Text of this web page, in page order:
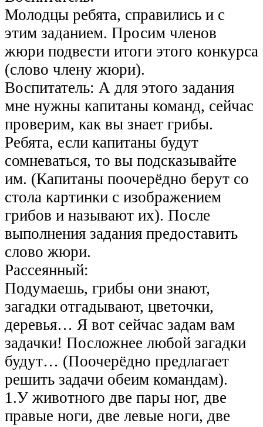
Молодцы ребята, справились и с
этим заданием. Просим членов
жюри подвести итоги этого конкурса
(слово члену жюри).
Воспитатель: А для этого задания
мне нужны капитаны команд, сейчас
проверим, как вы знает грибы.
Ребята, если капитаны будут
сомневаться, то вы подсказывайте
им. (Капитаны поочерёдно берут со
стола картинки с изображением
грибов и называют их). После
выполнения задания предоставить
слово жюри.
Рассеянный:
Подумаешь, грибы они знают,
загадки отгадывают, цветочки,
деревья… Я вот сейчас задам вам
задачки! Посложнее любой загадки
будут… (Поочерёдно предлагает
решить задачи обеим командам).
1.У животного две пары ног, две
правые ноги, две левые ноги, две